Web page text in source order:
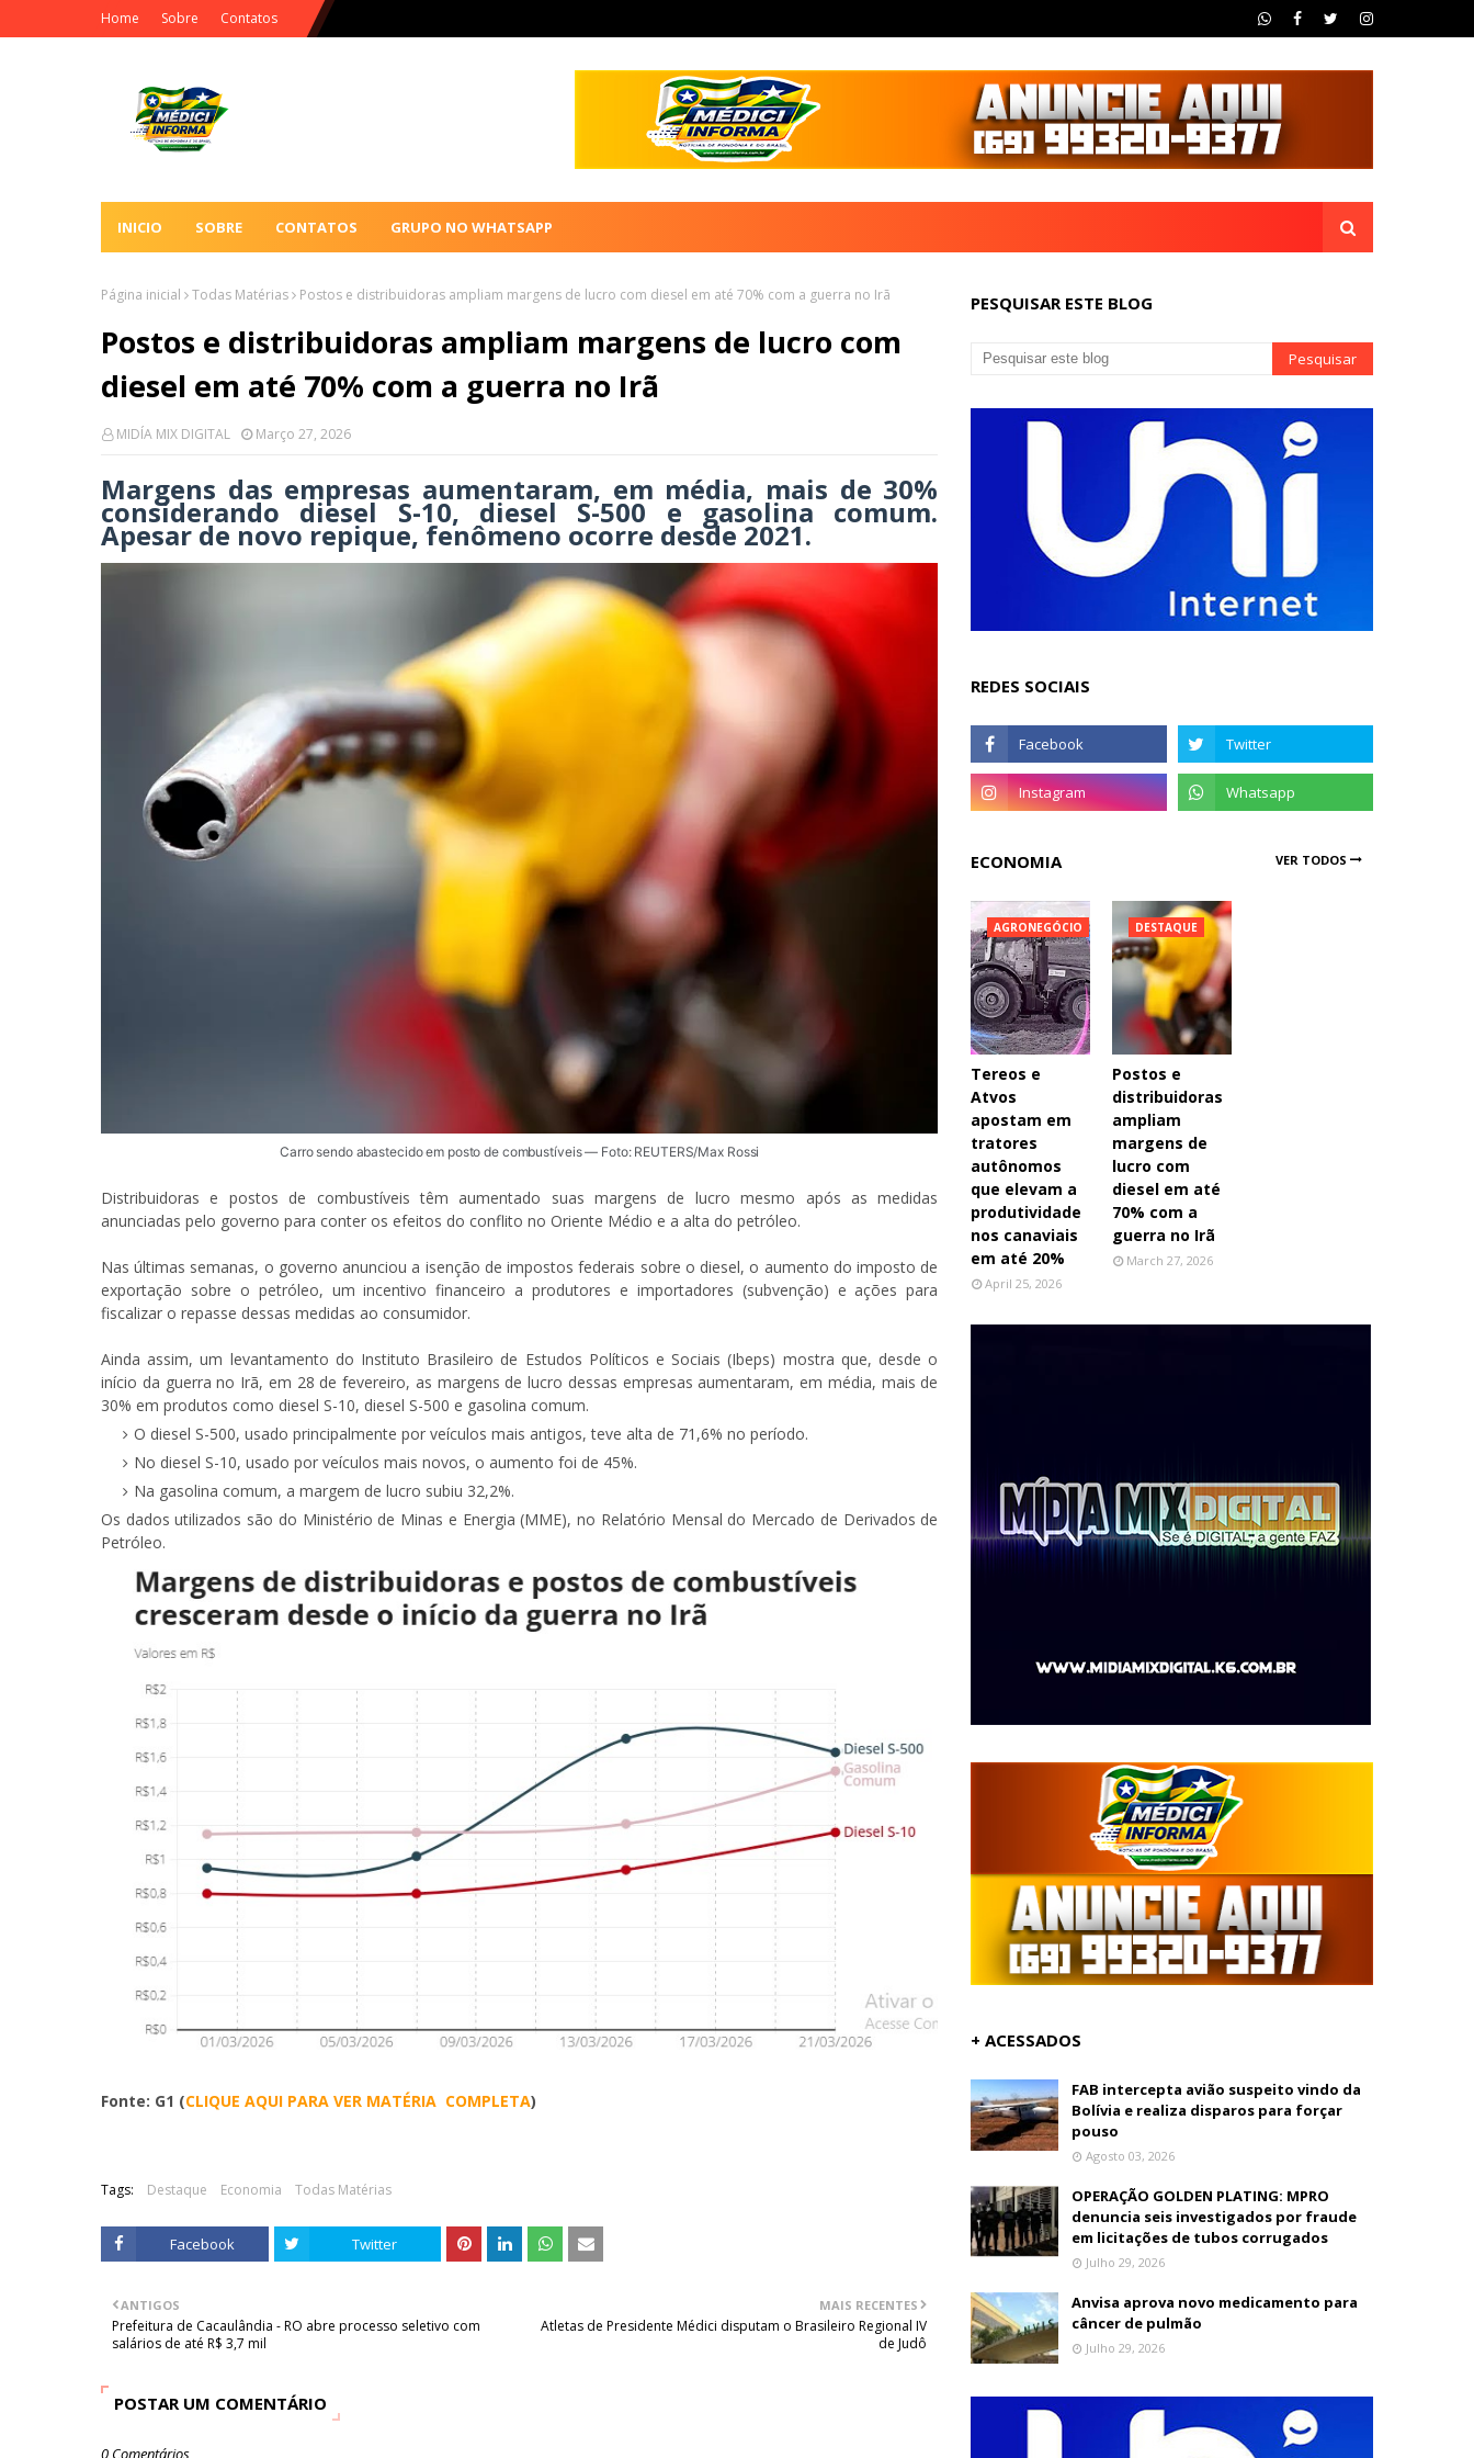
Home Sobre Contatos
INICIO SOBRE CONTATOS GRUPO NO WHATSAPP
Página inicial Todas Matérias Postos e distribuidoras ampliam margens de lucro com diesel em até 70% com a guerra no Irã
Postos e distribuidoras ampliam margens de lucro com
diesel em até 70% com a guerra no Irã
MIDÍA MIX DIGITAL Março 27, 2026
Margens das empresas aumentaram, em média, mais de 30%
considerando diesel S-10, diesel S-500 e gasolina comum.
Apesar de novo repique, fenômeno ocorre desde 2021.
Carro sendo abastecido em posto de combustíveis — Foto: REUTERS/Max Rossi
Distribuidoras e postos de combustíveis têm aumentado suas margens de lucro mesmo após as medidas
anunciadas pelo governo para conter os efeitos do conflito no Oriente Médio e a alta do petróleo.
Nas últimas semanas, o governo anunciou a isenção de impostos federais sobre o diesel, o aumento do imposto de
exportação sobre o petróleo, um incentivo financeiro a produtores e importadores (subvenção) e ações para
fiscalizar o repasse dessas medidas ao consumidor.
Ainda assim, um levantamento do Instituto Brasileiro de Estudos Políticos e Sociais (Ibeps) mostra que, desde o
início da guerra no Irã, em 28 de fevereiro, as margens de lucro dessas empresas aumentaram, em média, mais de
30% em produtos como diesel S-10, diesel S-500 e gasolina comum.
O diesel S-500, usado principalmente por veículos mais antigos, teve alta de 71,6% no período.
No diesel S-10, usado por veículos mais novos, o aumento foi de 45%.
Na gasolina comum, a margem de lucro subiu 32,2%.
Os dados utilizados são do Ministério de Minas e Energia (MME), no Relatório Mensal do Mercado de Derivados de
Petróleo.
Fonte: G1 (CLIQUE AQUI PARA VER MATÉRIA COMPLETA)
Tags: Destaque Economia Todas Matérias
Facebook Twitter
MAIS RECENTES
Atletas de Presidente Médici disputam o Brasileiro Regional IV
de Judô
ANTIGOS
Prefeitura de Cacaulândia - RO abre processo seletivo com
salários de até R$ 3,7 mil
POSTAR UM COMENTÁRIO
0 Comentários
PESQUISAR ESTE BLOG
REDES SOCIAIS
ECONOMIA VER TODOS
AGRONEGÓCIO
Tereos e
Atvos
apostam em
tratores
autônomos
que elevam a
produtividade
nos canaviais
em até 20%
April 25, 2026
DESTAQUE
Postos e
distribuidoras
ampliam
margens de
lucro com
diesel em até
70% com a
guerra no Irã
March 27, 2026
+ ACESSADOS
FAB intercepta avião suspeito vindo da
Bolívia e realiza disparos para forçar
pouso
Agosto 03, 2026
OPERAÇÃO GOLDEN PLATING: MPRO
denuncia seis investigados por fraude
em licitações de tubos corrugados
Julho 29, 2026
Anvisa aprova novo medicamento para
câncer de pulmão
Julho 29, 2026